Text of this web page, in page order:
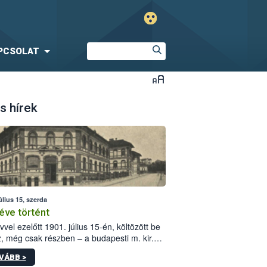
hírek
15, szerda
történt
ezelőtt 1901. július 15-én, költözött be
még csak részben – a budapesti m. kir.
állomás a Kis Rókus utca
alatti, Czigler Győző által tervezett új
>